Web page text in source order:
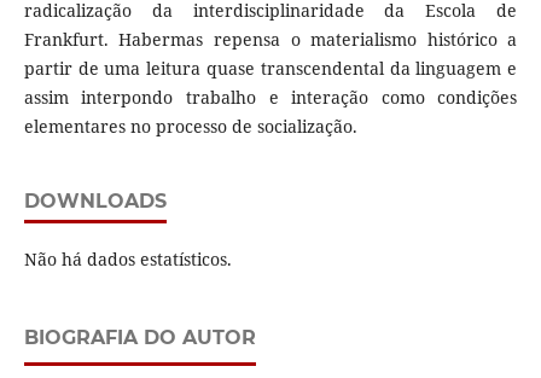
radicalização da interdisciplinaridade da Escola de
Frankfurt. Habermas repensa o materialismo histórico a
partir de uma leitura quase transcendental da linguagem e
assim interpondo trabalho e interação como condições
elementares no processo de socialização.
DOWNLOADS
Não há dados estatísticos.
BIOGRAFIA DO AUTOR